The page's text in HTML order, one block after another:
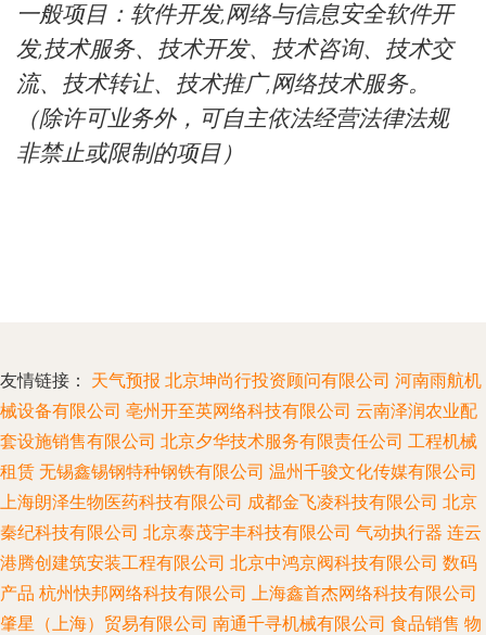
一般项目：软件开发,网络与信息安全软件开
发,技术服务、技术开发、技术咨询、技术交
流、技术转让、技术推广,网络技术服务。
（除许可业务外，可自主依法经营法律法规
非禁止或限制的项目）
友情链接： 天气预报 北京坤尚行投资顾问有限公司 河南雨航机
械设备有限公司 亳州开至英网络科技有限公司 云南泽润农业配
套设施销售有限公司 北京夕华技术服务有限责任公司 工程机械
租赁 无锡鑫锡钢特种钢铁有限公司 温州千骏文化传媒有限公司
上海朗泽生物医药科技有限公司 成都金飞凌科技有限公司 北京
秦纪科技有限公司 北京泰茂宇丰科技有限公司 气动执行器 连云
港腾创建筑安装工程有限公司 北京中鸿京阀科技有限公司 数码
产品 杭州快邦网络科技有限公司 上海鑫首杰网络科技有限公司
肇星（上海）贸易有限公司 南通千寻机械有限公司 食品销售 物